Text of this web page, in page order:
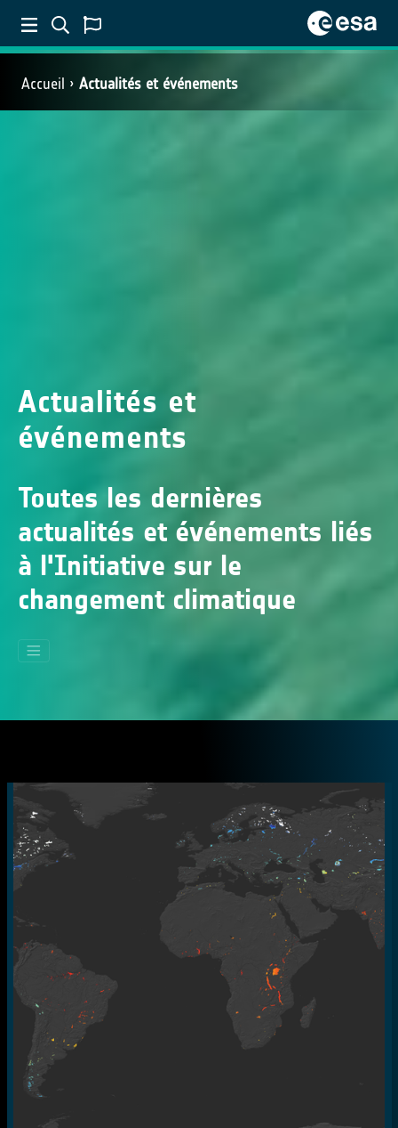
Accueil Actualités et événements
Actualités et
événements
Toutes les dernières
actualités et événements liés
à l'Initiative sur le
changement climatique